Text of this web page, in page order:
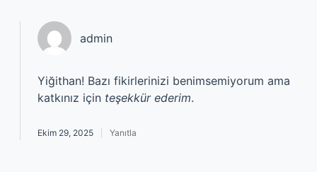
admin
Yiğithan! Bazı fikirlerinizi benimsemiyorum ama
katkınız için teşekkür ederim.
Ekim 29, 2025 Yanıtla